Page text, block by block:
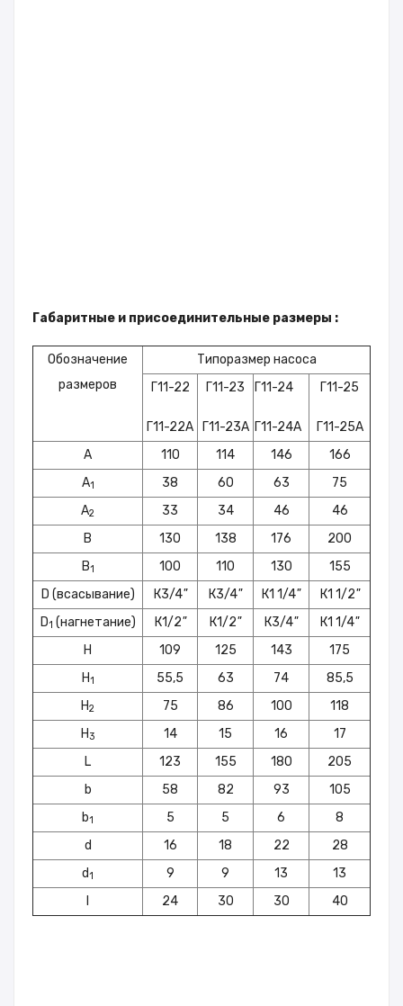
Габаритные и присоединительные размеры :
Обозначение
размеров
Типоразмер насоса
Г11-22
Г11-22А
Г11-23
Г11-23А
Г11-24
Г11-24А
Г11-25
Г11-25А
А
110 114 146
166
А1 38 60 63
75
А2 33 34 46
46
В
130 138 176
200
В1 100 110 130
155
D (всасывание)
К3/4" К3/4" К1 1/4" К1 1/2"
D1 (нагнетание) К1/2" К1/2" К3/4" К1 1/4"
H
109 125 143
175
H1 55,5 63 74
85,5
H2 75 86 100
118
H3 14 15 16
17
L
123 155 180
205
b
58 82 93
105
b1 5 5 6
8
d
16 18 22
28
d1 9 9 13
13
24 30 30 40